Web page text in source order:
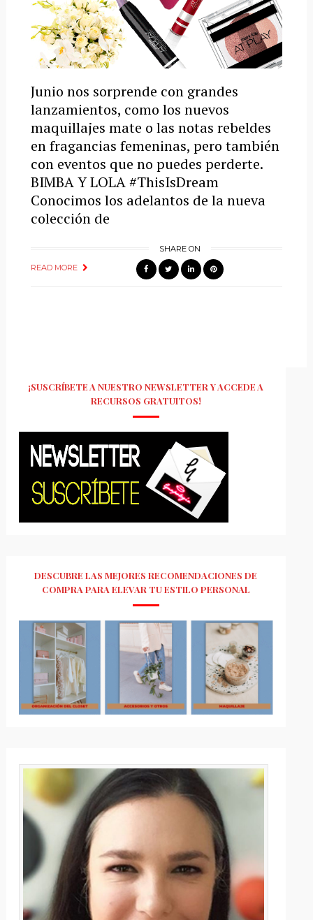
Junio nos sorprende con grandes
lanzamientos, como los nuevos
maquillajes mate o las notas rebeldes
en fragancias femeninas, pero también
con eventos que no puedes perderte.
BIMBA Y LOLA #ThisIsDream
Conocimos los adelantos de la nueva
colección de
READ MORE
SHARE ON
¡SUSCRÍBETE A NUESTRO NEWSLETTER Y ACCEDE A
RECURSOS GRATUITOS!
DESCUBRE LAS MEJORES RECOMENDACIONES DE
COMPRA PARA ELEVAR TU ESTILO PERSONAL